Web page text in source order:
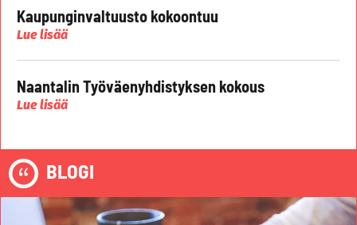
Kaupunginvaltuusto kokoontuu
Lue lisää
Naantalin Työväenyhdistyksen kokous
Lue lisää
BLOGI